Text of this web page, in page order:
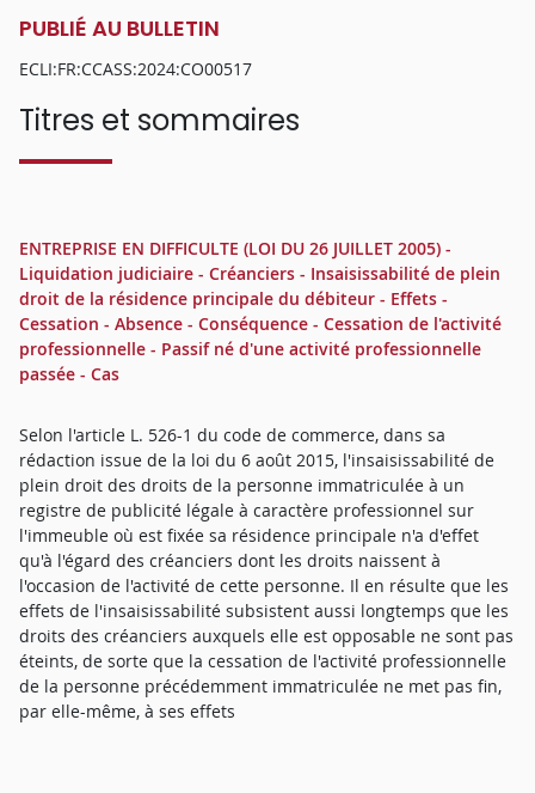
PUBLIÉ AU BULLETIN
ECLI:FR:CCASS:2024:CO00517
Titres et sommaires
ENTREPRISE EN DIFFICULTE (LOI DU 26 JUILLET 2005) -
Liquidation judiciaire - Créanciers - Insaisissabilité de plein
droit de la résidence principale du débiteur - Effets -
Cessation - Absence - Conséquence - Cessation de l'activité
professionnelle - Passif né d'une activité professionnelle
passée - Cas
Selon l'article L. 526-1 du code de commerce, dans sa
rédaction issue de la loi du 6 août 2015, l'insaisissabilité de
plein droit des droits de la personne immatriculée à un
registre de publicité légale à caractère professionnel sur
l'immeuble où est fixée sa résidence principale n'a d'effet
qu'à l'égard des créanciers dont les droits naissent à
l'occasion de l'activité de cette personne. Il en résulte que les
effets de l'insaisissabilité subsistent aussi longtemps que les
droits des créanciers auxquels elle est opposable ne sont pas
éteints, de sorte que la cessation de l'activité professionnelle
de la personne précédemment immatriculée ne met pas fin,
par elle-même, à ses effets